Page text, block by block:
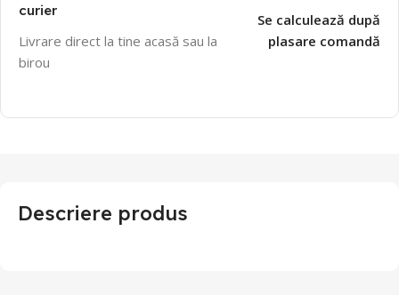
curier
Livrare direct la tine acasă sau la
birou
Se calculează după
plasare comandă
Descriere produs